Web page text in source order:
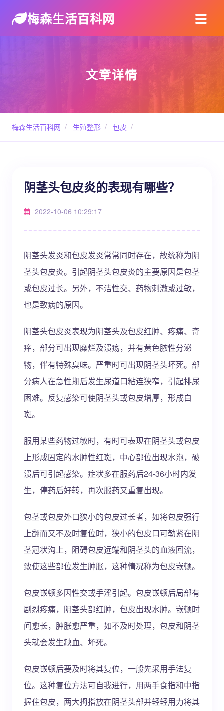
梅森生活百科网
文章详情
梅森生活百科网 / 生殖整形 / 包皮 /
阴茎头包皮炎的表现有哪些？
2022-10-06 10:29:17
阴茎头发炎和包皮发炎常常同时存在，故统称为阴
茎头包皮炎。引起阴茎头包皮炎的主要原因是包茎
或包皮过长。另外，不洁性交、药物刺激或过敏，
也是致病的原因。
阴茎头包皮炎表现为阴茎头及包皮红肿、疼痛、奇
痒，部分可出现糜烂及溃疡，并有黄色脓性分泌
物，伴有特殊臭味。严重时可出现阴茎头坏死。部
分病人在急性期后发生尿道口粘连狭窄，引起排尿
困难。反复感染可使阴茎头或包皮增厚，形成白
斑。
服用某些药物过敏时，有时可表现在阴茎头或包皮
上形成固定的水肿性红斑，中心部位出现水泡，破
溃后可引起感染。症状多在服药后24-36小时内发
生，停药后好转，再次服药又重复出现。
包茎或包皮外口狭小的包皮过长者，如将包皮强行
上翻而又不及时复位时，狭小的包皮口可勒紧在阴
茎冠状沟上，阻碍包皮远端和阴茎头的血液回流，
致使这些部位发生肿胀，这种情况称为包皮嵌顿。
包皮嵌顿多因性交或手淫引起。包皮嵌顿后局部有
剧烈疼痛，阴茎头部红肿，包皮出现水肿。嵌顿时
间愈长，肿胀愈严重，如不及时处理，包皮和阴茎
头就会发生缺血、坏死。
包皮嵌顿后要及时将其复位，一般先采用手法复
位。这种复位方法可自我进行，用两手食指和中指
握住包皮，两大拇指放在阴茎头部并轻轻用力将其